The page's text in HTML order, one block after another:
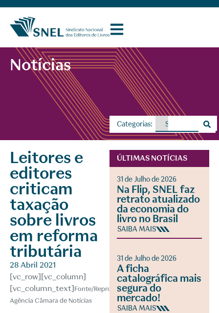
Notícias
Categorias:
Leitores e
editores
criticam
taxação
sobre livros
em reforma
tributária
28 Abril 2021
[vc_row][vc_column]
[vc_column_text]Fonte/Reprodução:
Agência Câmara de Notícias
ÚLTIMAS NOTÍCIAS
31 de Julho de 2026
Na Flip, SNEL faz
retrato atualizado
da economia do
livro no Brasil
SAIBA MAIS
31 de Julho de 2026
A ficha
catalográfica mais
segura do
mercado!
SAIBA MAIS